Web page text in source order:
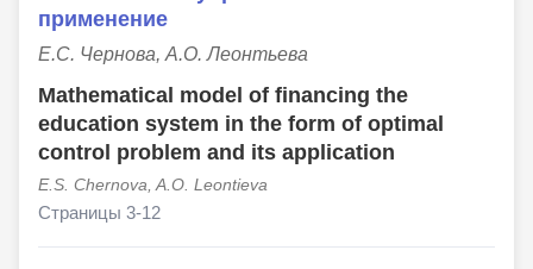
применение
Е.С. Чернова, А.О. Леонтьева
Mathematical model of financing the
education system in the form of optimal
control problem and its application
E.S. Chernova, A.O. Leontievа
Страницы 3-12